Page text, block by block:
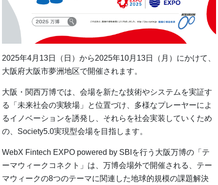
2025年4月13日（日）から2025年10月13日（月）にかけて、
大阪府大阪市夢洲地区で開催されます。
大阪・関西万博では、会場を新たな技術やシステムを実証す
る「未来社会の実験場」と位置づけ、多様なプレーヤーによ
るイノベーションを誘発し、それらを社会実装していくため
の、Society5.0実現型会場を目指します。
WebX Fintech EXPO powered by SBIを行う大阪万博の「テ
ーマウィークコネクト」は、万博会場外で開催される、テー
マウィークの8つのテーマに関連した地球的規模の課題解決